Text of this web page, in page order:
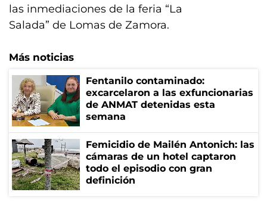
las inmediaciones de la feria “La
Salada” de Lomas de Zamora.
Más noticias
Fentanilo contaminado:
excarcelaron a las exfuncionarias
de ANMAT detenidas esta
semana
Femicidio de Mailén Antonich: las
cámaras de un hotel captaron
todo el episodio con gran
definición